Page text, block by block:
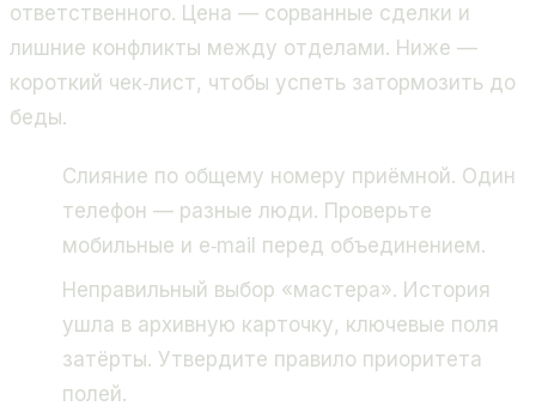
ответственного. Цена — сорванные сделки и
лишние конфликты между отделами. Ниже —
короткий чек‑лист, чтобы успеть затормозить до
беды.
Слияние по общему номеру приёмной. Один
телефон — разные люди. Проверьте
мобильные и e‑mail перед объединением.
Неправильный выбор «мастера». История
ушла в архивную карточку, ключевые поля
затёрты. Утвердите правило приоритета
полей.